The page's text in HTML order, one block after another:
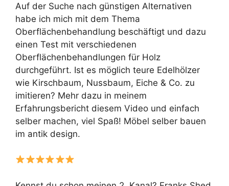
Auf der Suche nach günstigen Alternativen
habe ich mich mit dem Thema
Oberflächenbehandlung beschäftigt und dazu
einen Test mit verschiedenen
Oberflächenbehandlungen für Holz
durchgeführt. Ist es möglich teure Edelhölzer
wie Kirschbaum, Nussbaum, Eiche & Co. zu
imitieren? Mehr dazu in meinem
Erfahrungsbericht diesem Video und einfach
selber machen, viel Spaß! Möbel selber bauen
im antik design.